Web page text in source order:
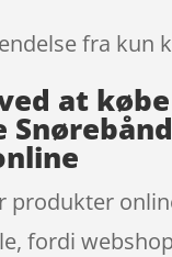
fra kun
at købe
produkter
fordi